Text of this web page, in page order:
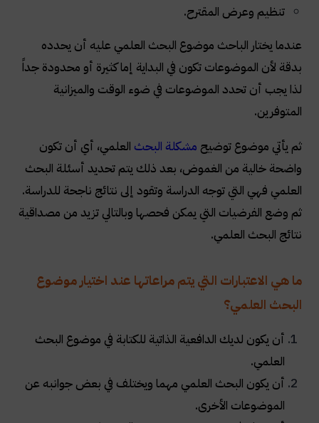
تنظيم وعرض المقترح.
عندما يختار الباحث موضوع البحث العلمي عليه أن يحدده
بدقة لأن الموضوعات تكون في البداية إما كثيرة أو محدودة جداً
لذا يجب أن تحدد الموضوعات في ضوء الوقت والميزانية
المتوفرين.
ثم يأتي موضوع توضيح مشكلة البحث العلمي، أي أن تكون
واضحة خالية من الغموض، بعد ذلك يتم تحديد أسئلة البحث
العلمي فهي التي توجه الدراسة وتقود إلى نتائج ناجحة للدراسة.
ثم وضع الفرضيات التي يمكن فحصها وبالتالي تزيد من مصداقية
نتائج البحث العلمي.
ما هي الاعتبارات التي يتم مراعاتها عند اختيار موضوع
البحث العلمي؟
أن يكون لديك الدافعية الذاتية للكتابة في موضوع البحث
العلمي.
أن يكون البحث العلمي مهما ويختلف في بعض جوانبه عن
الموضوعات الأخرى.